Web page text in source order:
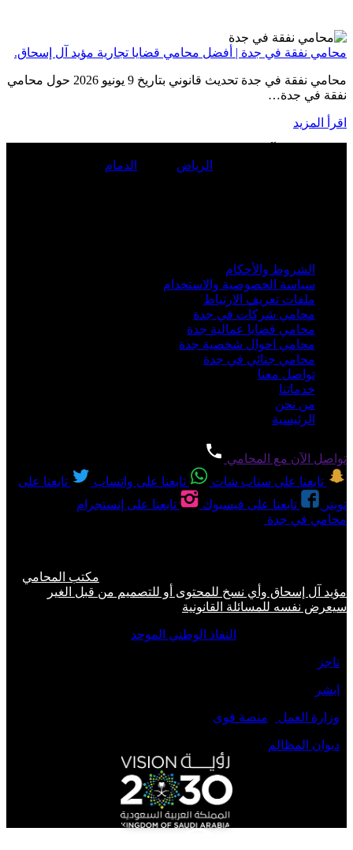
محامي نفقة في جدة | أفضل محامي قضايا تجارية مؤيد آل إسحاق.
محامي نفقة في جدة تحديث قانوني بتاريخ 9 يونيو 2026 حول محامي
نفقة في جدة…
اقرأ المزيد
الرياض الدمام
الشروط والأحكام
سياسة الخصوصية والاستخدام
ملفات تعريف الارتباط
محامي شركات في جدة
محامي قضايا عمالية جدة
محامي احوال شخصية جدة
محامي جنائي في جدة
تواصل معنا
خدماتنا
من نحن
الرئيسية
تواصل الآن مع المحامي
تابعنا على سناب شات
تابعنا على واتساب
تابعنا على
تويتر
تابعنا على فيسبوك
تابعنا على إنستجرام
محامي في جدة
مكتب المحامي
مؤيد آل إسحاق وأي نسخ للمحتوى أو للتصميم من قبل الغير
سيعرض نفسه للمسائلة القانونية
النفاذ الوطني الموحد
ناجز
ابشر
وزارة العمل منصة قوى
ديوان المظالم